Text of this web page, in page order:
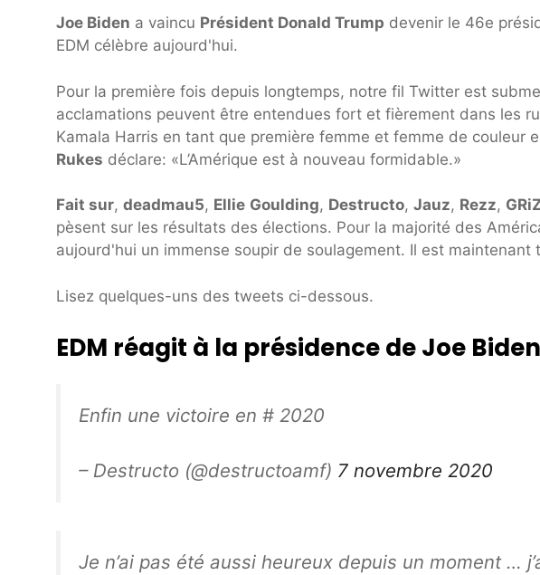
Joe Biden a vaincu Président Donald Trump devenir le 46e
EDM célèbre aujourd'hui.
Pour la première fois depuis longtemps, notre fil Twitter est
acclamations peuvent être entendues fort et fièrement dans les
Kamala Harris en tant que première femme et femme de couleur
Rukes déclare: «L’Amérique est à nouveau formidable.»
Fait sur, deadmau5, Ellie Goulding, Destructo, Jauz, Rezz,
pèsent sur les résultats des élections. Pour la majorité des
aujourd'hui un immense soupir de soulagement. Il est maintenant
Lisez quelques-uns des tweets ci-dessous.
EDM réagit à la présidence de Joe Biden
Enfin une victoire en # 2020
– Destructo (@destructoamf) 7 novembre 2020
Je n’ai pas été aussi heureux depuis un moment …